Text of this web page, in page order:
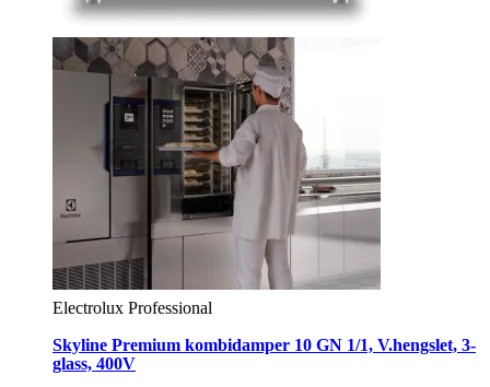
Electrolux Professional
Skyline Premium kombidamper 10 GN 1/1, V.hengslet, 3-
glass, 400V